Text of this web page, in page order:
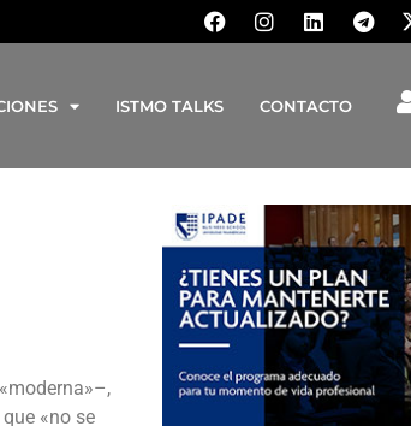
ISTMO TALKS CONTACTO
«no se